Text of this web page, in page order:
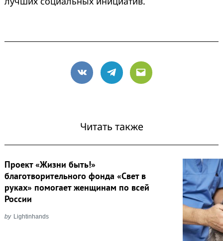
VK Telegram
Email
Читать также
Проект «Жизни быть!»
благотворительного фонда «Свет в
руках» помогает женщинам по всей
России
by Lightinhands